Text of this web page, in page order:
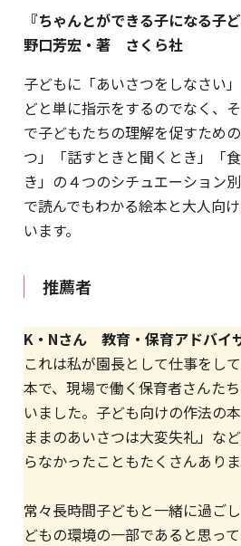
『ちゃんとができる子になる子
野口芳宏・著 さくら社
子どもに「あいさつをしなさい
どと単に指示をするのでなく、
で子どもたちの理解を促すため
つ」「話すときと聞くとき」「
き」の４つのシチュエーション
で読んでもわかる絵本と大人向
います。
推薦者
K・Nさん 教育・保育アドバイ
これは私が園長として仕事をし
本で、現場で働く保育者さんた
いました。子ども向けの作法の
ままのあいさつは大変失礼」な
らなかったこともたくさんありま
常々長時間子どもと一緒に過ご
どもの環境の一部であると思っ